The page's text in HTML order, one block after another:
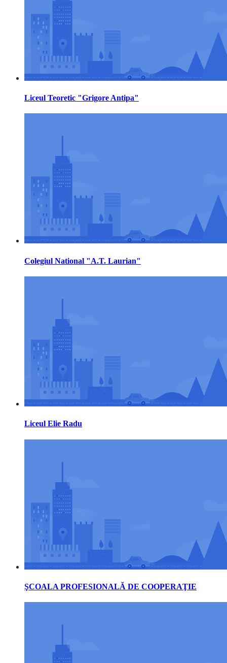
Liceul Teoretic "Grigore Antipa"
Colegiul National "A.T. Laurian"
Liceul Elie Radu
ŞCOALA PROFESIONALĂ DE COOPERAŢIE